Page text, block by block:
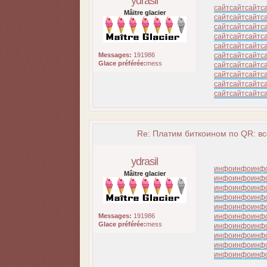
Mâitre glacier
Messages: 191986
Glace préférée:mess
сайтсайтсайт
сайтсайтсайт
сайтсайтсайт
сайтсайтсайт
сайтсайтсайт
сайтсайтсайт
сайтсайтсайт
сайтсайтсайт
сайтсайтсайт
сайтсайтсайт
Re: Платим биткоином по QR:
ydrasil
Mâitre glacier
Messages: 191986
Glace préférée:mess
инфоинфо
инфоинфо
инфоинфо
инфоинфо
инфоинфо
инфоинфо
инфоинфо
инфоинфо
инфоинфо
инфоинфо